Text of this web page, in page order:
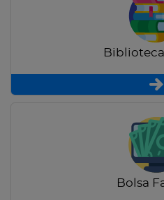
Bolsa